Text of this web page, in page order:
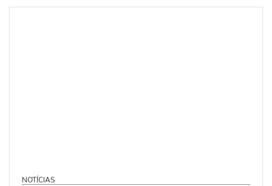
NOTÍCIAS